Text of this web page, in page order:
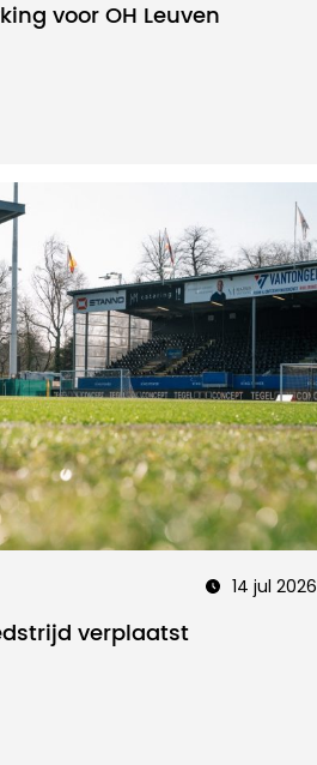
voor OH Leuven
14 jul 2026
verplaatst